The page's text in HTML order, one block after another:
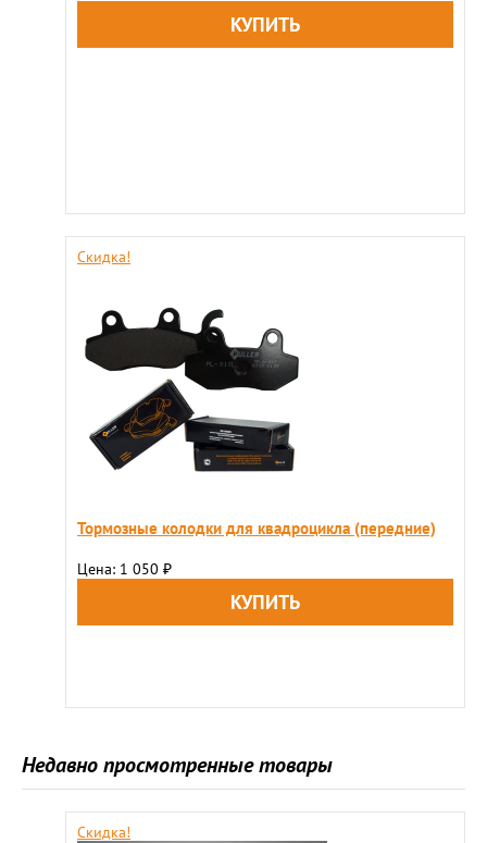
Скидка!
Тормозные колодки для квадроцикла (передние)
Цена: 1 050 ₽
Недавно просмотренные товары
Скидка!